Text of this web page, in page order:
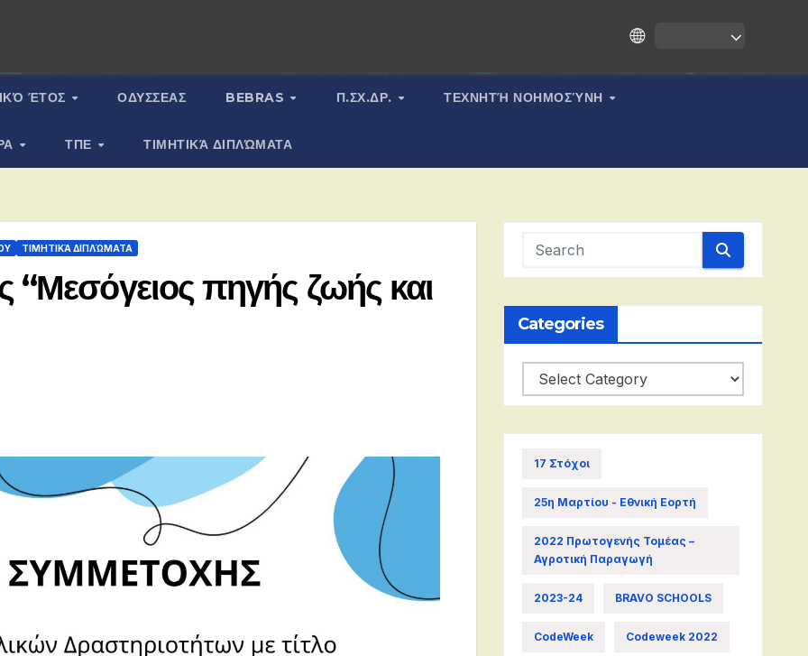
ΈΤΟΣ ΟΔΥΣΣΕΑΣ BEBRAS Π.ΣΧ.ΔΡ. ΤΕΧΝΗΤΉ ΝΟΗΜΟΣΎΝΗ
ΤΠΕ ΤΙΜΗΤΙΚΆ ΔΙΠΛΏΜΑΤΑ
ΤΙΜΗΤΙΚΆ ΔΙΠΛΏΜΑΤΑ
πηγής ζωής και
Categories
Categories
17 Στόχοι
25η Μαρτίου - Εθνική Εορτή
2022 Πρωτογενής Τομέας –
Αγροτική Παραγωγή
2023-24 BRAVO SCHOOLS
CodeWeek Codeweek 2022